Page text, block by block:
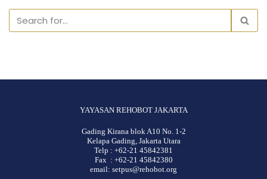
YAYASAN REHOBOT JAKARTA
Gading Kirana blok A10 No. 1-2
Kelapa Gading, Jakarta Utara
Telp : +62-21 45842381
Fax : +62-21 45842380
email: setpus@rehobot.org